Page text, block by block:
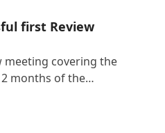
first Review
meeting covering the
months of the…